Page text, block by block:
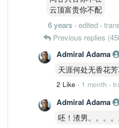
云顶富贵你不配
6 years · edited ·
Previous replies
Admiral Adama
天涯何处无香花
2 Like · 1 month ·
Admiral Adama
呸！渣男。。。。